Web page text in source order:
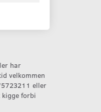
har
velkommen
eller
forbi